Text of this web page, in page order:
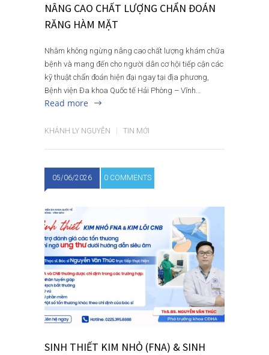
NÂNG CAO CHẤT LƯỢNG CHẨN ĐOÁN
RĂNG HÀM MẶT
Nhằm không ngừng nâng cao chất lượng khám chữa
bệnh và mang đến cho người dân cơ hội tiếp cận các
kỹ thuật chẩn đoán hiện đại ngay tại địa phương,
Bệnh viện Đa khoa Quốc tế Hải Phòng – Vĩnh…
Read more
KHÁNH LY NGUYỄN TIN MỚI
05/06/2026 0 COMMENTS
SINH THIẾT KIM NHỎ (FNA) & SINH